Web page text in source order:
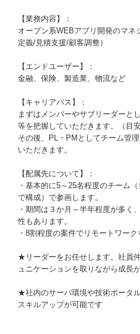
【業務内容】：
オープン系WEBアプリ開発のマ
定義/見積支援/顧客調整）
【エンドユーザー】：
金融、保険、製造業、物流など
【キャリアパス】：
まずはメンバーやサブリーダーと
等を把握していただきます。（目
その後、PL・PMとしてチーム管
いただきます。
【配属先について】：
・基本的に5～25名程度のチーム
で構成）で参画します。
・期間は３か月～半年程度が多く
性もあります。
・8割程度の案件でリモートワーク
★リーダーをお任せします。社員
ュニケーションを取りながら成長
★社内のサーバ環境や技術ポータ
スキルアップが可能です